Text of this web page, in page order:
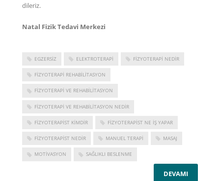
dileriz.
Natal Fizik Tedavi Merkezi
EGZERSIZ ELEKTROTERAPI FIZYOTERAPI NEDIR
FIZYOTERAPI REHABILITASYON
FIZYOTERAPI VE REHABILITASYON
FIZYOTERAPI VE REHABILITASYON NEDIR
FIZYOTERAPIST KIMDIR FIZYOTERAPIST NE IŞ YAPAR
FIZYOTERAPIST NEDIR MANUEL TERAPI MASAJ
MOTIVASYON SAĞLIKLI BESLENME
DEVAMI